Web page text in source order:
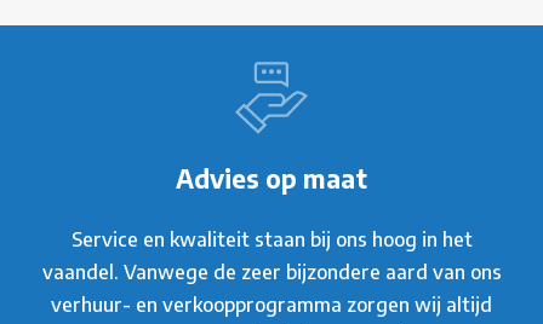
Advies op maat
Service en kwaliteit staan bij ons hoog in het
vaandel. Vanwege de zeer bijzondere aard van ons
verhuur- en verkoopprogramma zorgen wij altijd